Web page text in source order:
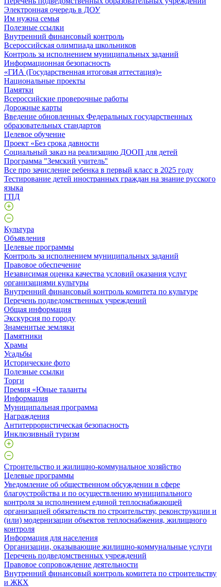
Электронная очередь в ДОУ
Им нужна семья
Полезные ссылки
Внутренний финансовый контроль
Всероссийская олимпиада школьников
Контроль за исполнением муниципальных заданий
Информационная безопасность
«ГИА (Государственная итоговая аттестация)»
Национальные проекты
Памятки
Всероссийские проверочные работы
Дорожные карты
Введение обновленных Федеральных государственных
образовательных стандартов
Целевое обучение
Проект «Без срока давности
Социальный заказ на реализацию ДООП для детей
Программа "Земский учитель"
Все про зачисление ребенка в первый класс в 2025 году
Тестирование детей иностранных граждан на знание русского
языка
ГПД
Культура
Объявления
Целевые программы
Контроль за исполнением муниципальных заданий
Правовое обеспечение
Независимая оценка качества условий оказания услуг
организациями культуры
Внутренний финансовый контроль комитета по культуре
Перечень подведомственных учреждений
Общая информация
Экскурсия по городу
Знаменитые земляки
Памятники
Храмы
Усадьбы
Исторические фото
Полезные ссылки
Торги
Премия «Юные таланты
Информация
Муниципальная программа
Награждения
Антитеррористическая безопасность
Инклюзивный туризм
Строительство и жилищно-коммунальное хозяйство
Целевые программы
Уведомление об общественном обсуждении в сфере
благоустройства и по осуществлению муниципального
контроля за исполнением единой теплоснабжающей
организацией обязательств по строительству, реконструкции и
(или) модернизации объектов теплоснабжения, жилищного
контроля
Информация для населения
Организации, оказывающие жилищно-коммунальные услуги
Перечень подведомственных учреждений
Правовое сопровождение деятельности
Внутренний финансовый контроль комитета по строительству
и ЖКХ